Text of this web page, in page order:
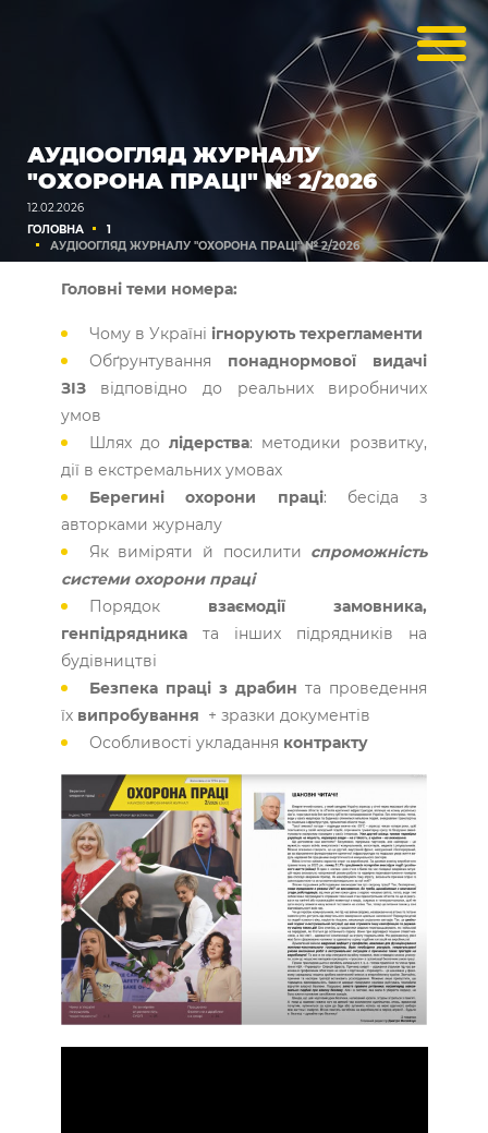
АУДІООГЛЯД ЖУРНАЛУ
"ОХОРОНА ПРАЦІ" № 2/2026
12.02.2026
ГОЛОВНА
1
АУДІООГЛЯД ЖУРНАЛУ "ОХОРОНА ПРАЦІ" № 2/2026
Головні теми номера:
Чому в Україні ігнорують техрегламенти
Обґрунтування понаднормової видачі
ЗІЗвідповідно до реальних виробничих
умов
Шлях до лідерства: методики розвитку,
дії в екстремальних умовах
Берегині охорони праці: бесіда з
авторками журналу
Як виміряти й посилити спроможність
системи охорони праці
Порядок взаємодії замовника,
генпідрядниката інших підрядників на
будівництві
Безпека праці з драбин та проведення
їх випробування + зразки документів
Особливості укладання контракту